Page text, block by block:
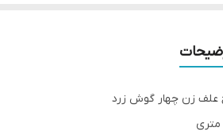
علف زن چهار گوش زرد